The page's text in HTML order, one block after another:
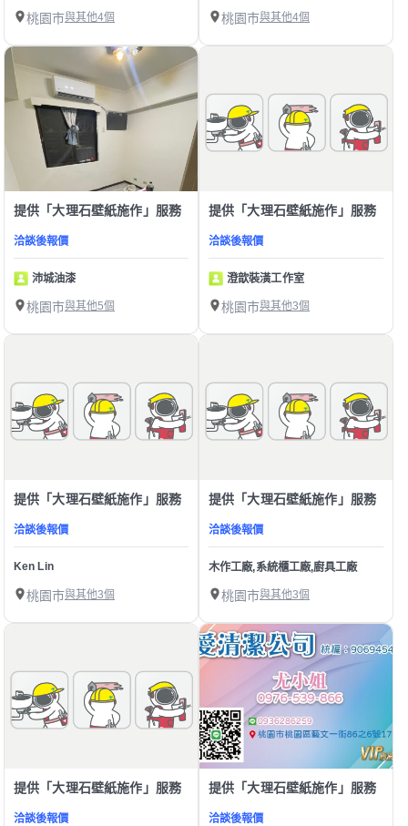
桃園市與其他4個 桃園市與其他4個
提供「大理石壁紙施作」服務
洽談後報價
沛城油漆
桃園市與其他5個
提供「大理石壁紙施作」服務
洽談後報價
澄歆裝潢工作室
桃園市與其他3個
提供「大理石壁紙施作」服務
洽談後報價
Ken Lin
桃園市與其他3個
提供「大理石壁紙施作」服務
洽談後報價
木作工廠,系統櫃工廠,廚具工廠
桃園市與其他3個
提供「大理石壁紙施作」服務
洽談後報價
提供「大理石壁紙施作」服務
洽談後報價